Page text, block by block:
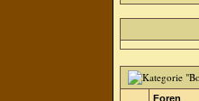
Foren